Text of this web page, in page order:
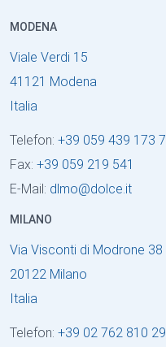
MODENA
Viale Verdi 15
41121 Modena
Italia
Telefon: +39 059 439 173 7
Fax: +39 059 219 541
E-Mail: dlmo@dolce it
MILANO
Via Visconti di Modrone 38
20122 Milano
Italia
Telefon: +39 02 762 810 29